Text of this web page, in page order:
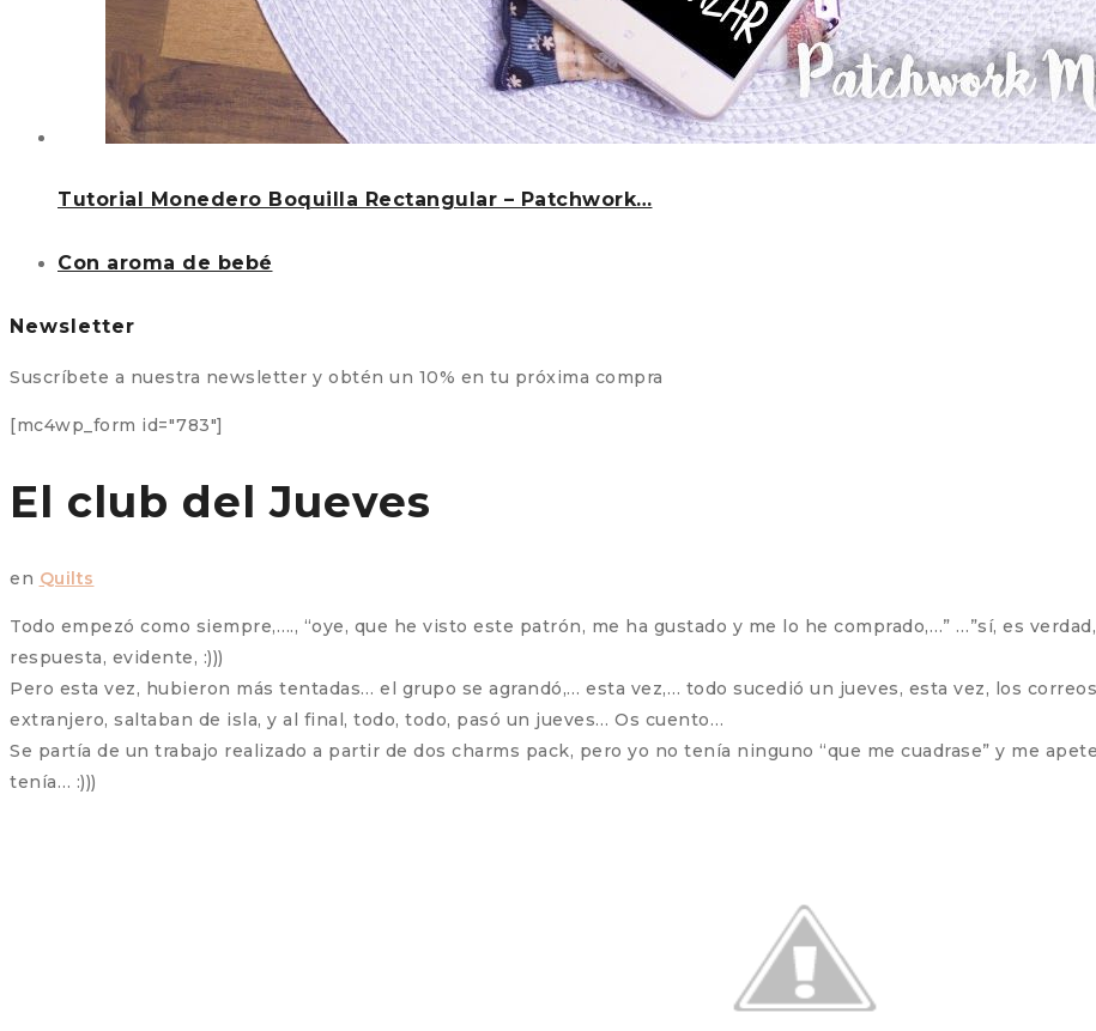
Tutorial Monedero Boquilla Rectangular – Patchwork…
Con aroma de bebé
Newsletter
Suscríbete a nuestra newsletter y obtén un 10% en tu próxima compra
[mc4wp_form id="783"]
El club del Jueves
en Quilts
Todo empezó como siempre,…., “oye, que he visto este patrón, me ha gustado y me lo he comprado,…” …”sí, es
respuesta, evidente, :)))
Pero esta vez, hubieron más tentadas… el grupo se agrandó,… esta vez,… todo sucedió un jueves, esta vez, los
extranjero, saltaban de isla, y al final, todo, todo, pasó un jueves… Os cuento…
Se partía de un trabajo realizado a partir de dos charms pack, pero yo no tenía ninguno “que me cuadrase” y me
tenía… :)))